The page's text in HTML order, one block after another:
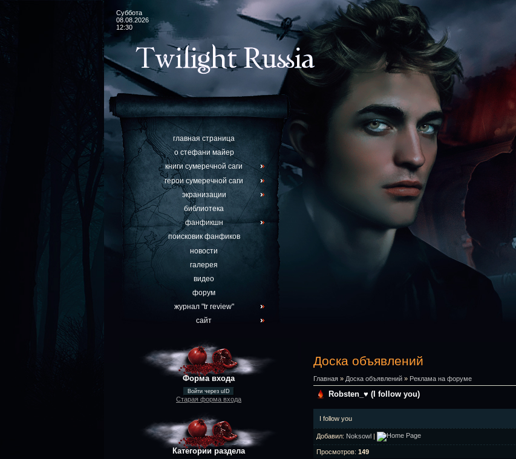
Суббота
08.08.2026
12:30
главная страница
о стефани майер
книги сумеречной саги
герои сумеречной саги
экранизации
библиотека
фанфикшн
поисковик фанфиков
новости
галерея
видео
форум
журнал "tr review"
сайт
Форма входа
Войти через uID
Старая форма входа
Категории раздела
Доска объявлений
Главная » Доска объявлений » Реклама на форуме
Robsten_♥ (I follow you)
I follow you
Добавил: Noksowl |
Просмотров: 149